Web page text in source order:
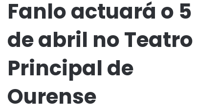
Fanlo actuará o 5
de abril no Teatro
Principal de
Ourense